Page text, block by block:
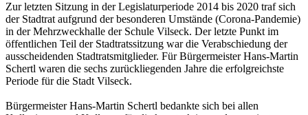
Zur letzten Sitzung in der Legislaturperiode 2014 bis 2020 traf sich
der Stadtrat aufgrund der besonderen Umstände (Corona-Pandemie)
in der Mehrzweckhalle der Schule Vilseck. Der letzte Punkt im
öffentlichen Teil der Stadtratssitzung war die Verabschiedung der
ausscheidenden Stadtratsmitglieder. Für Bürgermeister Hans-Martin
Schertl waren die sechs zurückliegenden Jahre die erfolgreichste
Periode für die Stadt Vilseck.
Bürgermeister Hans-Martin Schertl bedankte sich bei allen